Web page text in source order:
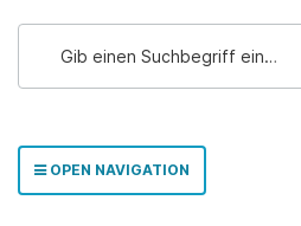
OPEN NAVIGATION